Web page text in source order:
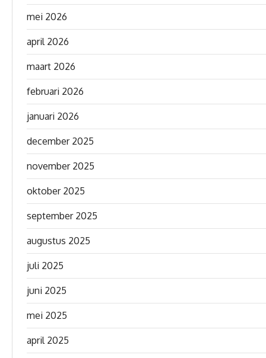
mei 2026
april 2026
maart 2026
februari 2026
januari 2026
december 2025
november 2025
oktober 2025
september 2025
augustus 2025
juli 2025
juni 2025
mei 2025
april 2025